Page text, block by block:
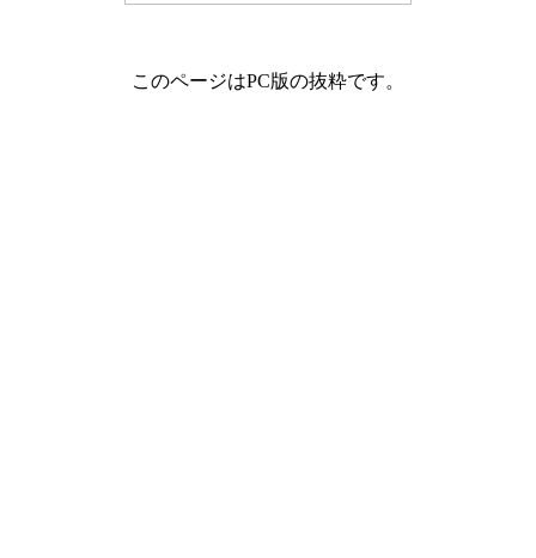
このページはPC版の抜粋です。